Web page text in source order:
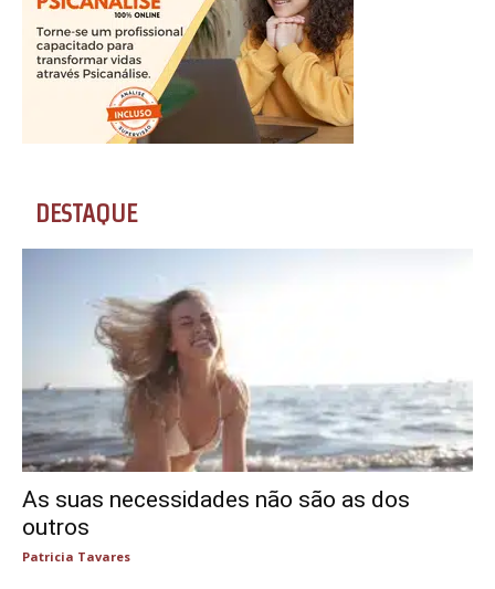
DESTAQUE
As suas necessidades não são as dos
outros
Patricia Tavares